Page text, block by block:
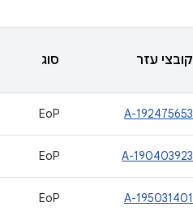
קובצי עזר סוג
A-192475653
EoP
A-190403923
EoP
A-195031401
EoP